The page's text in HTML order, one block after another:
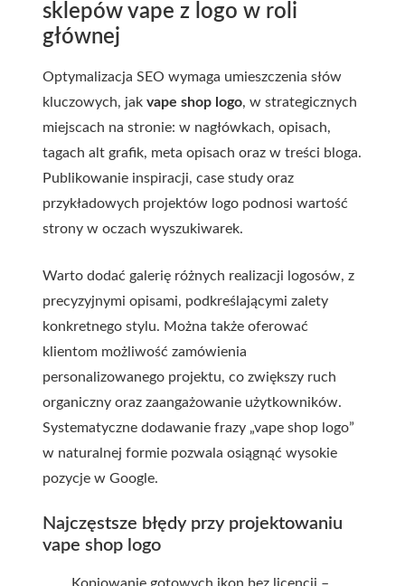
sklepów vape z logo w roli
głównej
Optymalizacja SEO wymaga umieszczenia słów
kluczowych, jak vape shop logo, w strategicznych
miejscach na stronie: w nagłówkach, opisach,
tagach alt grafik, meta opisach oraz w treści bloga.
Publikowanie inspiracji, case study oraz
przykładowych projektów logo podnosi wartość
strony w oczach wyszukiwarek.
Warto dodać galerię różnych realizacji logosów, z
precyzyjnymi opisami, podkreślającymi zalety
konkretnego stylu. Można także oferować
klientom możliwość zamówienia
personalizowanego projektu, co zwiększy ruch
organiczny oraz zaangażowanie użytkowników.
Systematyczne dodawanie frazy „vape shop logo”
w naturalnej formie pozwala osiągnąć wysokie
pozycje w Google.
Najczęstsze błędy przy projektowaniu
vape shop logo